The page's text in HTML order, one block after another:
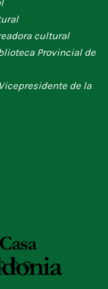
cultural
Provincial de
Vicepresidente de la